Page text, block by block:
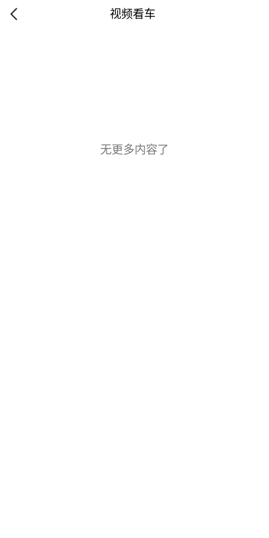
视频看车
无更多内容了